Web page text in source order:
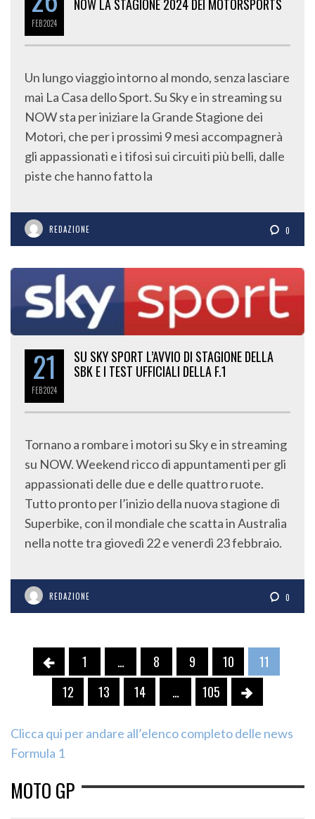
FEB2024
NOW LA STAGIONE 2024 DEI MOTORSPORTS
Un lungo viaggio intorno al mondo, senza lasciare
mai La Casa dello Sport. Su Sky e in streaming su
NOW sta per iniziare la Grande Stagione dei
Motori, che per i prossimi 9 mesi accompagnerà
gli appassionati e i tifosi sui circuiti più belli, dalle
piste che hanno fatto la
REDAZIONE 0
21
FEB2024
SU SKY SPORT L’AVVIO DI STAGIONE DELLA
SBK E I TEST UFFICIALI DELLA F.1
Tornano a rombare i motori su Sky e in streaming
su NOW. Weekend ricco di appuntamenti per gli
appassionati delle due e delle quattro ruote.
Tutto pronto per l’inizio della nuova stagione di
Superbike, con il mondiale che scatta in Australia
nella notte tra giovedì 22 e venerdì 23 febbraio.
REDAZIONE 0
1 … 8 9 10
11
12
13 14 … 105
Clicca qui per andare all’elenco completo delle news
Formula 1
MOTO GP